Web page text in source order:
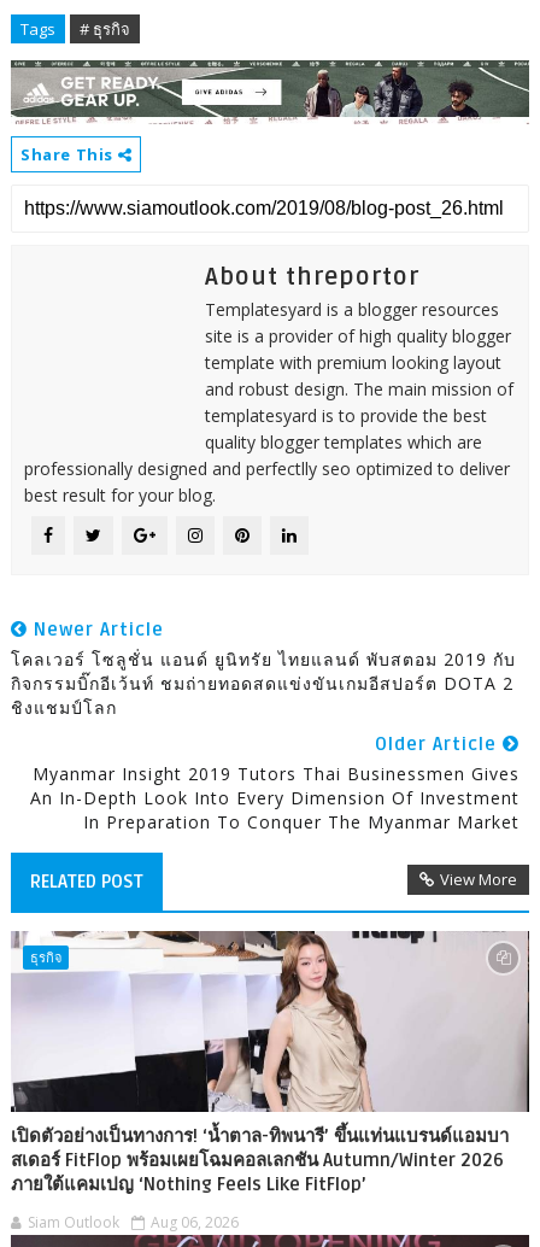
Tags # ธุรกิจ
Share This
About threportor
Templatesyard is a blogger resources
site is a provider of high quality blogger
template with premium looking layout
and robust design. The main mission of
templatesyard is to provide the best
quality blogger templates which are
professionally designed and perfectlly seo optimized to deliver
best result for your blog.
Newer Article
โคลเวอร์ โซลูชั่น แอนด์ ยูนิทรัย ไทยแลนด์ พับสตอม 2019 กับ
กิจกรรมบิ๊กอีเว้นท์ ชมถ่ายทอดสดแข่งขันเกมอีสปอร์ต DOTA 2
ชิงแชมป์โลก
Older Article
Myanmar Insight 2019 Tutors Thai Businessmen Gives
An In-Depth Look Into Every Dimension Of Investment
In Preparation To Conquer The Myanmar Market
RELATED POST View More
ธุรกิจ
เปิดตัวอย่างเป็นทางการ! ‘น้ำตาล-ทิพนารี’ ขึ้นแท่นแบรนด์แอมบา
สเดอร์ FitFlop พร้อมเผยโฉมคอลเลกชัน Autumn/Winter 2026
ภายใต้แคมเปญ ‘Nothing Feels Like FitFlop’
Siam Outlook Aug 06, 2026